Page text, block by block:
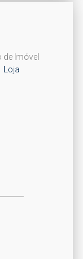
de Imóvel
Loja